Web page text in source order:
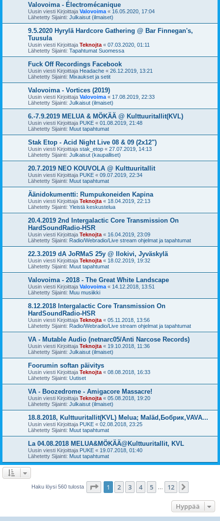
Valovoima - Électromécanique
Uusin viesti Kirjoittaja Valovoima « 16.05.2020, 17:04
Lähetetty Sijainti: Julkaisut (ilmaiset)
9.5.2020 Hyrylä Hardcore Gathering @ Bar Finnegan's,
Tuusula
Uusin viesti Kirjoittaja Teknojta « 07.03.2020, 01:11
Lähetetty Sijainti: Tapahtumat Suomessa
Fuck Off Recordings Facebook
Uusin viesti Kirjoittaja Headache « 26.12.2019, 13:21
Lähetetty Sijainti: Mixaukset ja setit
Valovoima - Vortices (2019)
Uusin viesti Kirjoittaja Valovoima « 17.08.2019, 22:33
Lähetetty Sijainti: Julkaisut (ilmaiset)
6.-7.9.2019 MELUA & MÖKÄÄ @ Kulttuuritallit(KVL)
Uusin viesti Kirjoittaja PUKE « 01.08.2019, 21:48
Lähetetty Sijainti: Muut tapahtumat
Stak Etop - Acid Night Live 08 & 09 (2x12")
Uusin viesti Kirjoittaja stak_etop « 27.07.2019, 14:13
Lähetetty Sijainti: Julkaisut (kaupalliset)
20.7.2019 NEO KOUVOLA @ Kulttuuritallit
Uusin viesti Kirjoittaja PUKE « 09.07.2019, 22:34
Lähetetty Sijainti: Muut tapahtumat
Äänidokumentti: Rumpukoneiden Kapina
Uusin viesti Kirjoittaja Teknojta « 18.04.2019, 22:13
Lähetetty Sijainti: Yleistä keskustelua
20.4.2019 2nd Intergalactic Core Transmission On
HardSoundRadio-HSR
Uusin viesti Kirjoittaja Teknojta « 16.04.2019, 23:09
Lähetetty Sijainti: Radio/Webradio/Live stream ohjelmat ja tapahtumat
22.3.2019 dA JoRMaS 25y @ Ilokivi, Jyväskylä
Uusin viesti Kirjoittaja Teknojta « 18.02.2019, 19:32
Lähetetty Sijainti: Muut tapahtumat
Valovoima - 2018 - The Great White Landscape
Uusin viesti Kirjoittaja Valovoima « 14.12.2018, 13:51
Lähetetty Sijainti: Muu musiikki
8.12.2018 Intergalactic Core Transmission On
HardSoundRadio-HSR
Uusin viesti Kirjoittaja Teknojta « 05.11.2018, 13:56
Lähetetty Sijainti: Radio/Webradio/Live stream ohjelmat ja tapahtumat
VA - Mutable Audio (netnarc05/Anti Narcose Records)
Uusin viesti Kirjoittaja Teknojta « 19.10.2018, 11:36
Lähetetty Sijainti: Julkaisut (ilmaiset)
Foorumin softan päivitys
Uusin viesti Kirjoittaja Teknojta « 08.08.2018, 16:33
Lähetetty Sijainti: Uutiset
VA - Boozedrome - Amigacore Massacre!
Uusin viesti Kirjoittaja Teknojta « 05.08.2018, 19:20
Lähetetty Sijainti: Julkaisut (ilmaiset)
18.8.2018, Kulttuuritallit(KVL) Melua; Maläd,Бобрик,VAVA...
Uusin viesti Kirjoittaja PUKE « 02.08.2018, 23:25
Lähetetty Sijainti: Muut tapahtumat
La 04.08.2018 MELUA&MÖKÄÄ@Kulttuuritallit, KVL
Uusin viesti Kirjoittaja PUKE « 19.07.2018, 01:40
Lähetetty Sijainti: Muut tapahtumat
Haku löysi 560 tulosta Sivu /12
1 2 3 4 5 12
Hyppää